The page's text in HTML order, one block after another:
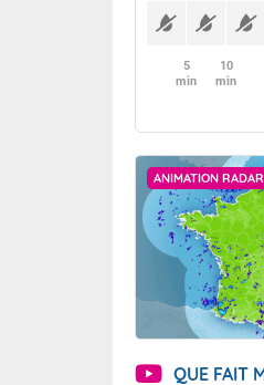
5
min
10
min
ANIMATION RADAR
QUE FAIT